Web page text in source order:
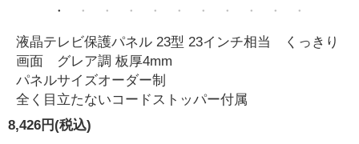
液晶テレビ保護パネル 23型 23インチ相当 くっきり
画面 グレア調 板厚4mm
パネルサイズオーダー制
全く目立たないコードストッパー付属
8,426円(税込)